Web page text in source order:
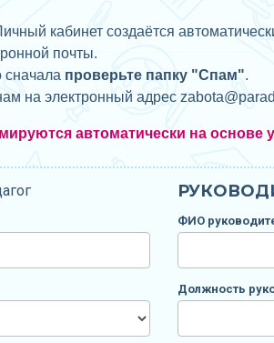
кабинет создаётся
почты.
сначала проверьте папку "Спам".
на электронный адрес zabota@
автоматически на основе
ФИО
Должность